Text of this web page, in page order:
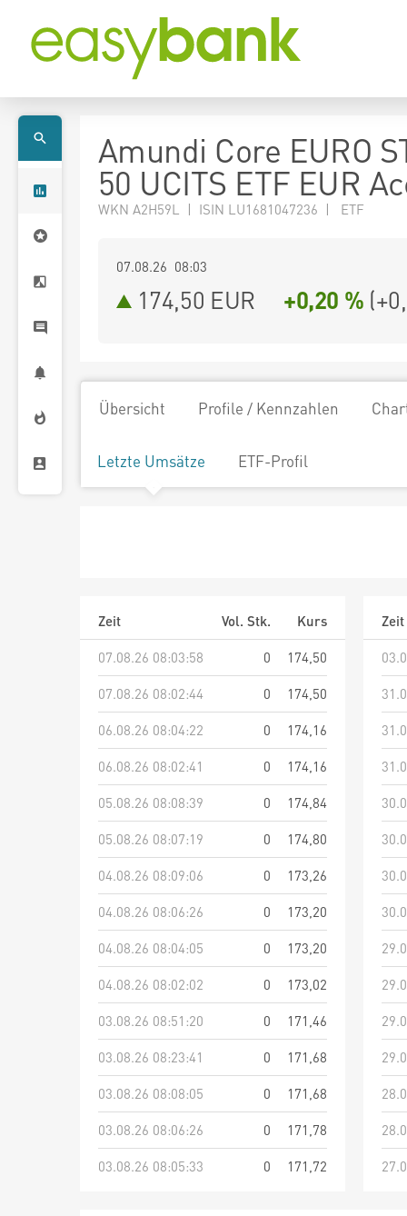
Amundi Core EURO
50 UCITS ETF EUR
WKN A2H59L | ISIN LU1681047236 | ETF
07.08.26 08:03
174,50 EUR +0,20 % (
Übersicht Profile / Kennzahlen
Letzte Umsätze ETF-Profil
Zeit Vol. Stk.
Kurs
07.08.26 08:03:58
0
174,50
07.08.26 08:02:44
0
174,50
06.08.26 08:04:22
0
174,16
06.08.26 08:02:41
0
174,16
05.08.26 08:08:39
0
174,84
05.08.26 08:07:19
0
174,80
04.08.26 08:09:06
0
173,26
04.08.26 08:06:26
0
173,20
04.08.26 08:04:05
0
173,20
04.08.26 08:02:02
0
173,02
03.08.26 08:51:20
0
171,46
03.08.26 08:23:41
0
171,68
03.08.26 08:08:05
0
171,68
03.08.26 08:06:26
0
171,78
03.08.26 08:05:33
0 171,72
Zeit